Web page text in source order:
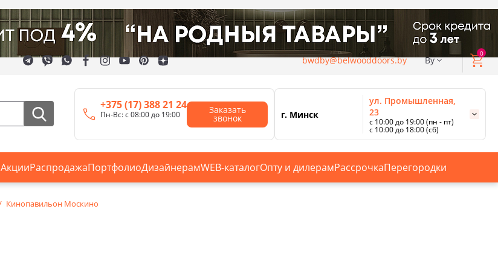
bwdby@belwooddoors.by By
0
+375 (17) 388 21 24
Пн-Вс: с 08:00 до 19:00 Заказать
звонок г. Минск
ул. Промышленная,
23
с 10:00 до 19:00 (пн - пт)
с 10:00 до 18:00 (сб)
с 10:00 до 18:00 (вс).
Смотреть все магазины
АкцииРаспродажаПортфолиоДизайнерамWEB-каталогОпту и дилерамРассрочкаПерегородки
Кинопавильон Москино